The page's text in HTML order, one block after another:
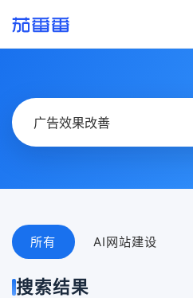
所有 AI网站建设
搜索结果